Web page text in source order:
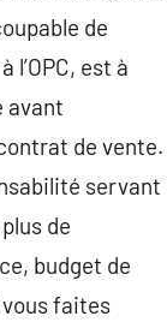
de
l’OPC, est à
avant
de vente.
servant
de
budget de
faites